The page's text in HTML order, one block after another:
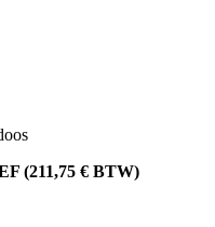
(211,75 € BTW)